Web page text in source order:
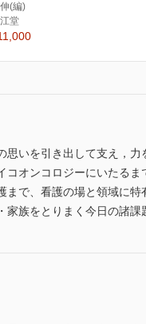
(編)
堂
思いを引き出して支え，
コオンコロジーにいたる
まで、看護の場と領域に
家族をとりまく今日の諸